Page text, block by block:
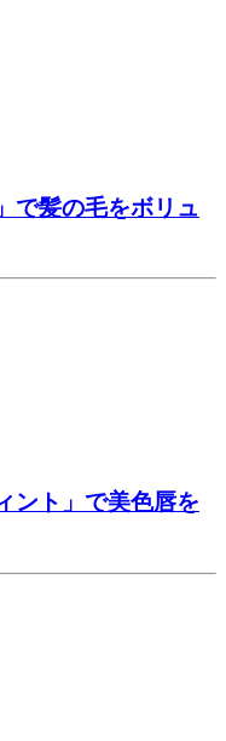
で髪の毛をボリュ
ント」で美色唇を